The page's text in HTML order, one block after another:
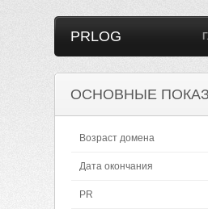
PRLOG
ОСНОВНЫЕ
Возраст домена
Дата окончания
PR